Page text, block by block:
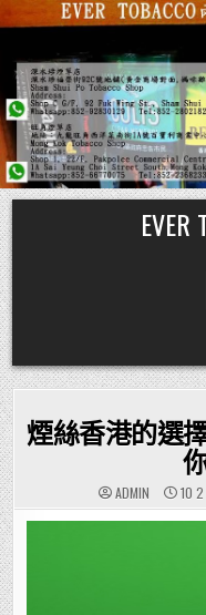
Skip
to
content
EVER
煙絲香港的選
ADMIN 10 2